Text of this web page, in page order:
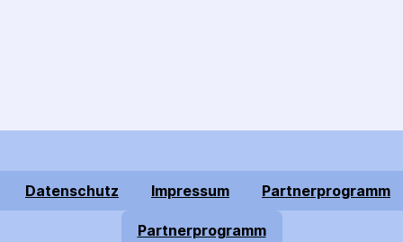
Datenschutz Impressum Partnerprogramm
Partnerprogramm